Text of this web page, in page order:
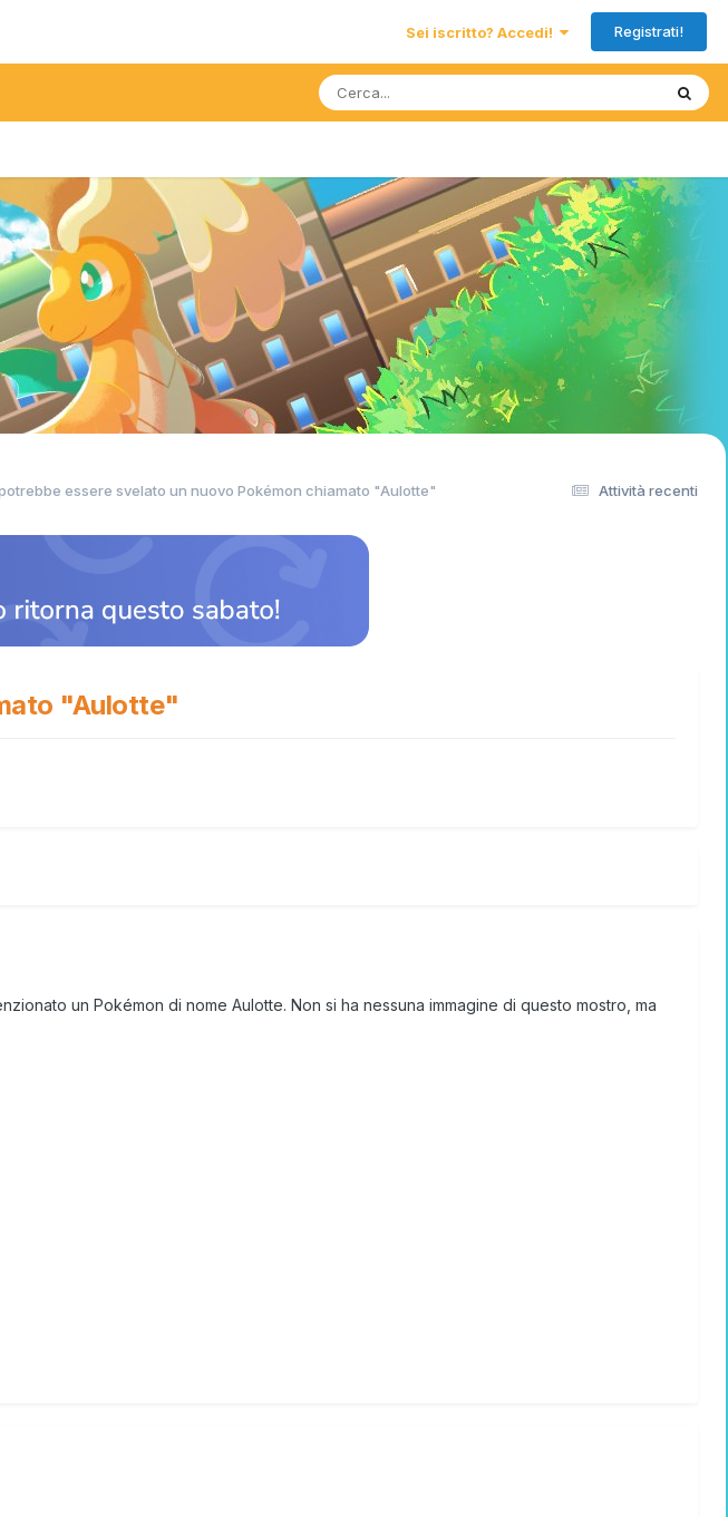
Sei iscritto? Accedi! Registrati!
Attività recenti
essere svelato un nuovo Pokémon chiamato "Aulotte"
"Aulotte"
un Pokémon di nome Aulotte. Non si ha nessuna immagine di questo mostro, ma